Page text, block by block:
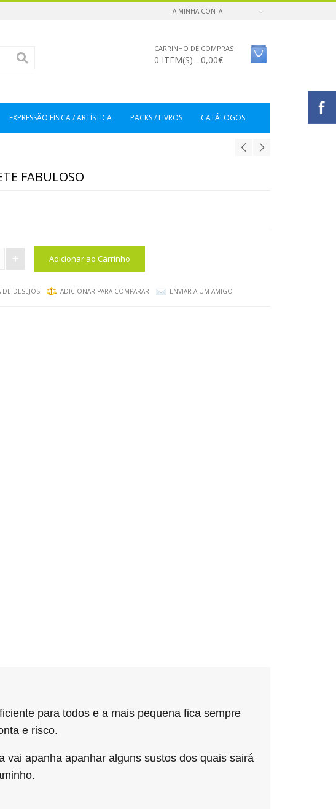
A MINHA CONTA
CARRINHO DE COMPRAS
0 ITEM(S) - 0,00€
EXPRESSÃO FÍSICA / ARTÍSTICA PACKS / LIVROS CATÁLOGOS
FABULOSO
DESEJOS ADICIONAR PARA COMPARAR ENVIAR A UM AMIGO
para todos e a mais pequena fica sempre
e risco.
vai apanha apanhar alguns sustos dos quais sairá